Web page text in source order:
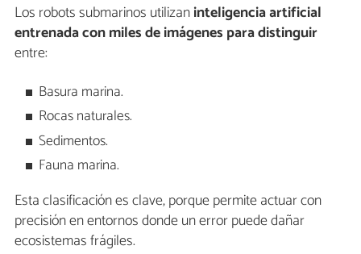
Los robots submarinos utilizaninteligencia artificial
entrenada con miles de imágenes para distinguir
entre:
Basura marina.
Rocas naturales.
Sedimentos.
Fauna marina.
Esta clasificación es clave, porque permite actuar con
precisión en entornos donde un error puede dañar
ecosistemas frágiles.